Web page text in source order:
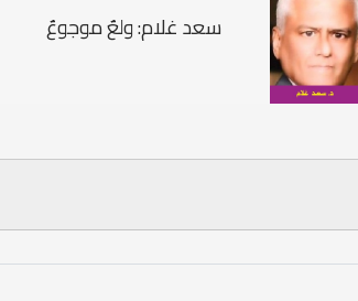
سعد غلام: ولعٌ موجوعٌ